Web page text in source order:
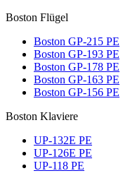
Boston Flügel
Boston GP-215 PE
Boston GP-193 PE
Boston GP-178 PE
Boston GP-163 PE
Boston GP-156 PE
Boston Klaviere
UP-132E PE
UP-126E PE
UP-118 PE